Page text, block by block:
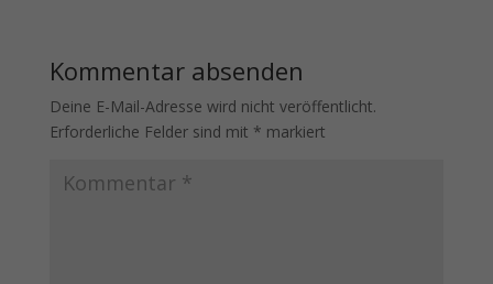
Kommentar absenden
Deine E-Mail-Adresse wird nicht veröffentlicht.
Erforderliche Felder sind mit * markiert